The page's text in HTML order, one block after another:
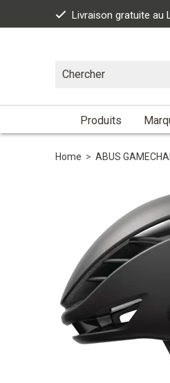
Livraison gratuite au
Produits
Home > ABUS